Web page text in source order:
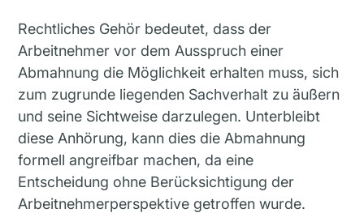
Rechtliches Gehör bedeutet, dass der
Arbeitnehmer vor dem Ausspruch einer
Abmahnung die Möglichkeit erhalten muss, sich
zum zugrunde liegenden Sachverhalt zu äußern
und seine Sichtweise darzulegen. Unterbleibt
diese Anhörung, kann dies die Abmahnung
formell angreifbar machen, da eine
Entscheidung ohne Berücksichtigung der
Arbeitnehmerperspektive getroffen wurde.